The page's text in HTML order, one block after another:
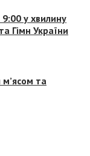
у хвилину
Гімн України
та